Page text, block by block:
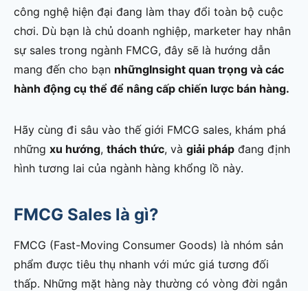
công nghệ hiện đại đang làm thay đổi toàn bộ cuộc
chơi. Dù bạn là chủ doanh nghiệp, marketer hay nhân
sự sales trong ngành FMCG, đây sẽ là hướng dẫn
mang đến cho bạn nhữngInsight quan trọng và các
hành động cụ thể để nâng cấp chiến lược bán hàng.
Hãy cùng đi sâu vào thế giới FMCG sales, khám phá
những xu hướng, thách thức, và giải pháp đang định
hình tương lai của ngành hàng khổng lồ này.
FMCG Sales là gì?
FMCG (Fast-Moving Consumer Goods) là nhóm sản
phẩm được tiêu thụ nhanh với mức giá tương đối
thấp. Những mặt hàng này thường có vòng đời ngắn